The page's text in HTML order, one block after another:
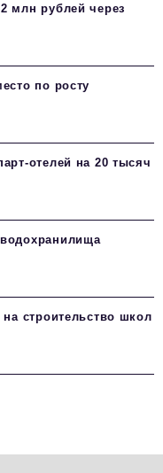
млн рублей через
по росту
отелей на 20 тысяч
строительство школ